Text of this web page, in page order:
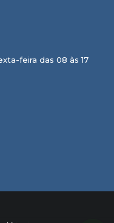
feira das 08 às 17